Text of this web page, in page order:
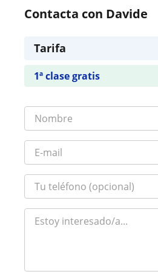
Contacta con Davide
Tarifa
1ª clase gratis